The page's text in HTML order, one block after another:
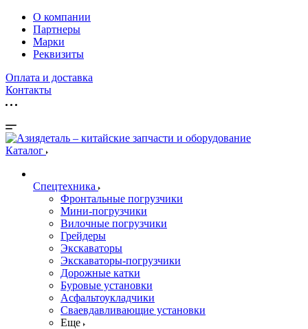
О компании
Партнеры
Марки
Реквизиты
Оплата и доставка
Контакты
Каталог
Спецтехника
Фронтальные погрузчики
Мини-погрузчики
Вилочные погрузчики
Грейдеры
Экскаваторы
Экскаваторы-погрузчики
Дорожные катки
Буровые установки
Асфальтоукладчики
Сваевдавливающие установки
Еще